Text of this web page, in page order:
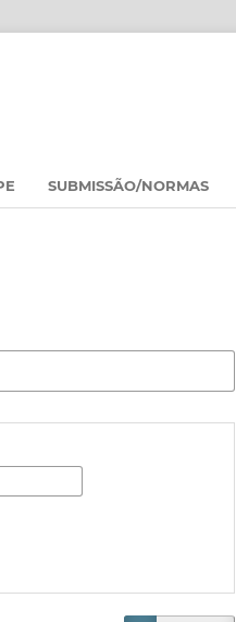
SUBMISSÃO/NORMAS